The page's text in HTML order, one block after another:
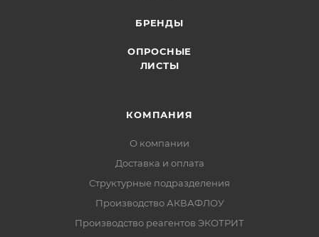
БРЕНДЫ
ОПРОСНЫЕ
ЛИСТЫ
КОМПАНИЯ
О компании
Доставка и оплата
Структурные подразделения
Производство АКВАФЛОУ
Производство реагентов ЭКОТРИТ